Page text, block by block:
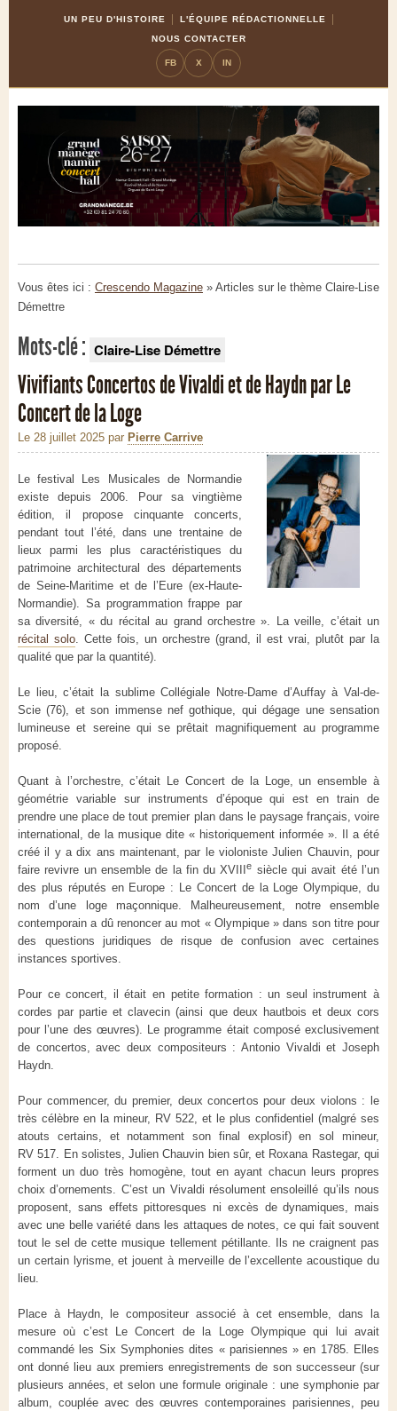
UN PEU D'HISTOIRE
L'ÉQUIPE RÉDACTIONNELLE
NOUS CONTACTER
FB X IN
Vous êtes ici : Crescendo Magazine » Articles sur le thème Claire-Lise
Démettre
Mots-clé : Claire-Lise Démettre
Vivifiants Concertos de Vivaldi et de Haydn par Le
Concert de la Loge
Le 28 juillet 2025 par Pierre Carrive
Le festival Les Musicales de Normandie
existe depuis 2006. Pour sa vingtième
édition, il propose cinquante concerts,
pendant tout l’été, dans une trentaine de
lieux parmi les plus caractéristiques du
patrimoine architectural des départements
de Seine-Maritime et de l’Eure (ex-Haute-
Normandie). Sa programmation frappe par
sa diversité, « du récital au grand orchestre ». La veille, c’était un
récital solo. Cette fois, un orchestre (grand, il est vrai, plutôt par la
qualité que par la quantité).
Le lieu, c’était la sublime Collégiale Notre-Dame d’Auffay à Val-de-
Scie (76), et son immense nef gothique, qui dégage une sensation
lumineuse et sereine qui se prêtait magnifiquement au programme
proposé.
Quant à l’orchestre, c’était Le Concert de la Loge, un ensemble à
géométrie variable sur instruments d’époque qui est en train de
prendre une place de tout premier plan dans le paysage français, voire
international, de la musique dite « historiquement informée ». Il a été
créé il y a dix ans maintenant, par le violoniste Julien Chauvin, pour
faire revivre un ensemble de la fin du XVIIIe siècle qui avait été l’un
des plus réputés en Europe : Le Concert de la Loge Olympique, du
nom d’une loge maçonnique. Malheureusement, notre ensemble
contemporain a dû renoncer au mot « Olympique » dans son titre pour
des questions juridiques de risque de confusion avec certaines
instances sportives.
Pour ce concert, il était en petite formation : un seul instrument à
cordes par partie et clavecin (ainsi que deux hautbois et deux cors
pour l’une des œuvres). Le programme était composé exclusivement
de concertos, avec deux compositeurs : Antonio Vivaldi et Joseph
Haydn.
Pour commencer, du premier, deux concertos pour deux violons : le
très célèbre en la mineur, RV 522, et le plus confidentiel (malgré ses
atouts certains, et notamment son final explosif) en sol mineur,
RV 517. En solistes, Julien Chauvin bien sûr, et Roxana Rastegar, qui
forment un duo très homogène, tout en ayant chacun leurs propres
choix d’ornements. C’est un Vivaldi résolument ensoleillé qu’ils nous
proposent, sans effets pittoresques ni excès de dynamiques, mais
avec une belle variété dans les attaques de notes, ce qui fait souvent
tout le sel de cette musique tellement pétillante. Ils ne craignent pas
un certain lyrisme, et jouent à merveille de l’excellente acoustique du
lieu.
Place à Haydn, le compositeur associé à cet ensemble, dans la
mesure où c’est Le Concert de la Loge Olympique qui lui avait
commandé les Six Symphonies dites « parisiennes » en 1785. Elles
ont donné lieu aux premiers enregistrements de son successeur (sur
plusieurs années, et selon une formule originale : une symphonie par
album, couplée avec des œuvres contemporaines parisiennes, peu